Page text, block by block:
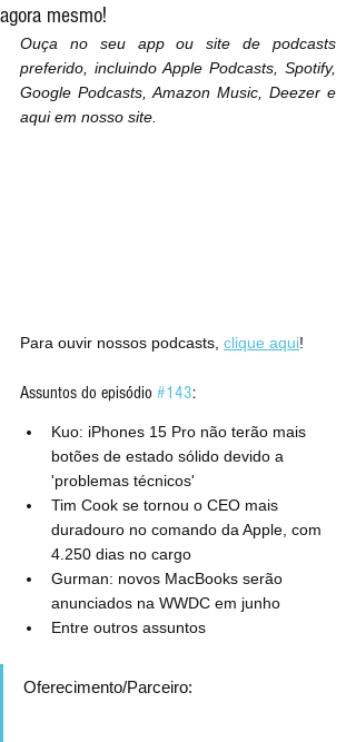
agora mesmo!
Ouça no seu app ou site de podcasts
preferido, incluindo Apple Podcasts, Spotify,
Google Podcasts, Amazon Music, Deezer e
aqui em nosso site.
Para ouvir nossos podcasts, clique aqui!
Assuntos do episódio #143:
Kuo: iPhones 15 Pro não terão mais
botões de estado sólido devido a
'problemas técnicos'
Tim Cook se tornou o CEO mais
duradouro no comando da Apple, com
4.250 dias no cargo
Gurman: novos MacBooks serão
anunciados na WWDC em junho
Entre outros assuntos
Oferecimento/Parceiro: